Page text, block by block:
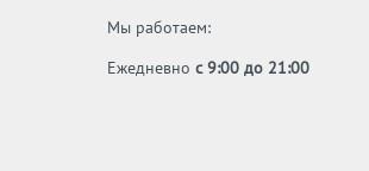
Мы работаем:
Ежедневнос 9:00 до 21:00